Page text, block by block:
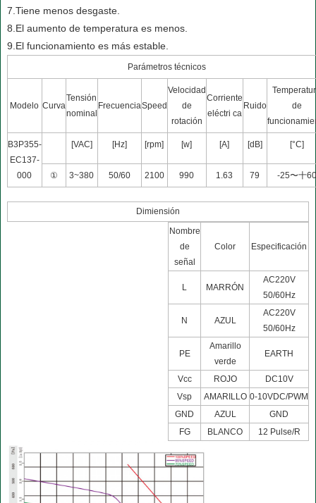
7.Tiene menos desgaste.
8.El aumento de temperatura es menos.
9.El funcionamiento es más estable.
Parámetros técnicos
Modelo Curva
Tensión
nominal
FrecuenciaSpeed
Velocidad
de
rotación
Corriente
eléctri ca
Ruido
de
B3P355-
EC137-
000
[VAC] [Hz] [rpm] [w] [A] [dB] [°C]
① 3~380 50/60 2100 990 1.63 79 -25〜十60
Dimiensión
Nombre
de
señal
Color Especificación
L MARRÓN
AC220V
50/60Hz
N AZUL
AC220V
50/60Hz
PE
Amarillo
verde
EARTH
Vcc ROJO
DC10V
Vsp
AMARILLO 0-10VDC/PWM
GND
AZUL
GND
FG
BLANCO 12 Pulse/R